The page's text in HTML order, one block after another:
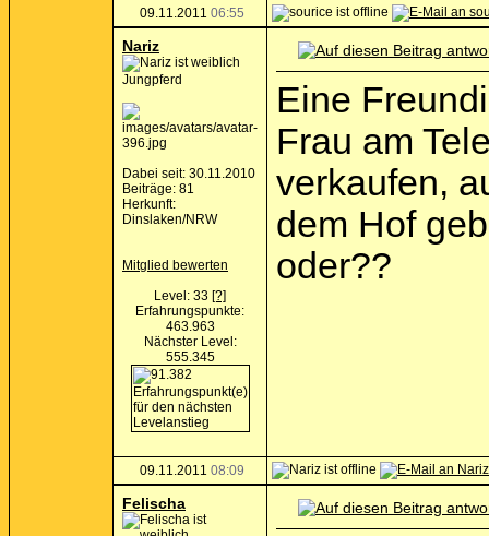
09.11.2011 06:55
Nariz
Jungpferd
Dabei seit: 30.11.2010
Beiträge: 81
Herkunft:
Dinslaken/NRW
Mitglied bewerten
Level: 33 [?]
Erfahrungspunkte:
463.963
Nächster Level:
555.345
Eine
Frau am
verkaufen,
dem Hof
oder??
09.11.2011 08:09
Felischa